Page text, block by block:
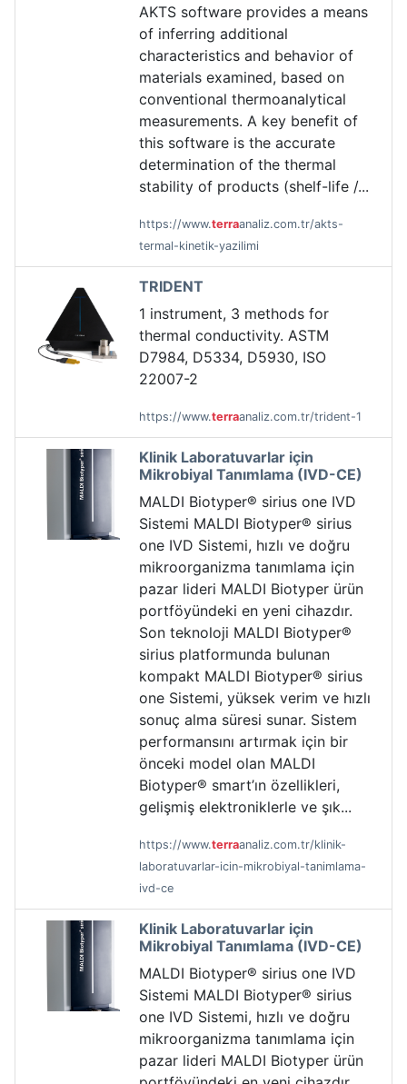
AKTS software provides a means
of inferring additional
characteristics and behavior of
materials examined, based on
conventional thermoanalytical
measurements. A key benefit of
this software is the accurate
determination of the thermal
stability of products (shelf-life /...
https://www.terraanaliz.com.tr/akts-
termal-kinetik-yazilimi
TRIDENT
1 instrument, 3 methods for
thermal conductivity. ASTM
D7984, D5334, D5930, ISO
22007-2
https://www.terraanaliz.com.tr/trident-1
Klinik Laboratuvarlar için
Mikrobiyal Tanımlama (IVD-CE)
MALDI Biotyper® sirius one IVD
Sistemi MALDI Biotyper® sirius
one IVD Sistemi, hızlı ve doğru
mikroorganizma tanımlama için
pazar lideri MALDI Biotyper ürün
portföyündeki en yeni cihazdır.
Son teknoloji MALDI Biotyper®
sirius platformunda bulunan
kompakt MALDI Biotyper® sirius
one Sistemi, yüksek verim ve hızlı
sonuç alma süresi sunar. Sistem
performansını artırmak için bir
önceki model olan MALDI
Biotyper® smart’ın özellikleri,
gelişmiş elektroniklerle ve şık...
https://www.terraanaliz.com.tr/klinik-
laboratuvarlar-icin-mikrobiyal-tanimlama-
ivd-ce
Klinik Laboratuvarlar için
Mikrobiyal Tanımlama (IVD-CE)
MALDI Biotyper® sirius one IVD
Sistemi MALDI Biotyper® sirius
one IVD Sistemi, hızlı ve doğru
mikroorganizma tanımlama için
pazar lideri MALDI Biotyper ürün